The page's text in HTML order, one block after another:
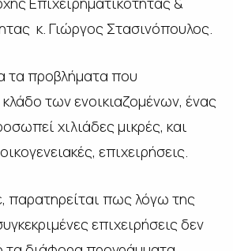
κ. Γιώργος Στασινόπουλος.
τα προβλήματα που
των ενοικιαζομένων, ένας
χιλιάδες μικρές, και
επιχειρήσεις.
παρατηρείται πως λόγω της
επιχειρήσεις δεν